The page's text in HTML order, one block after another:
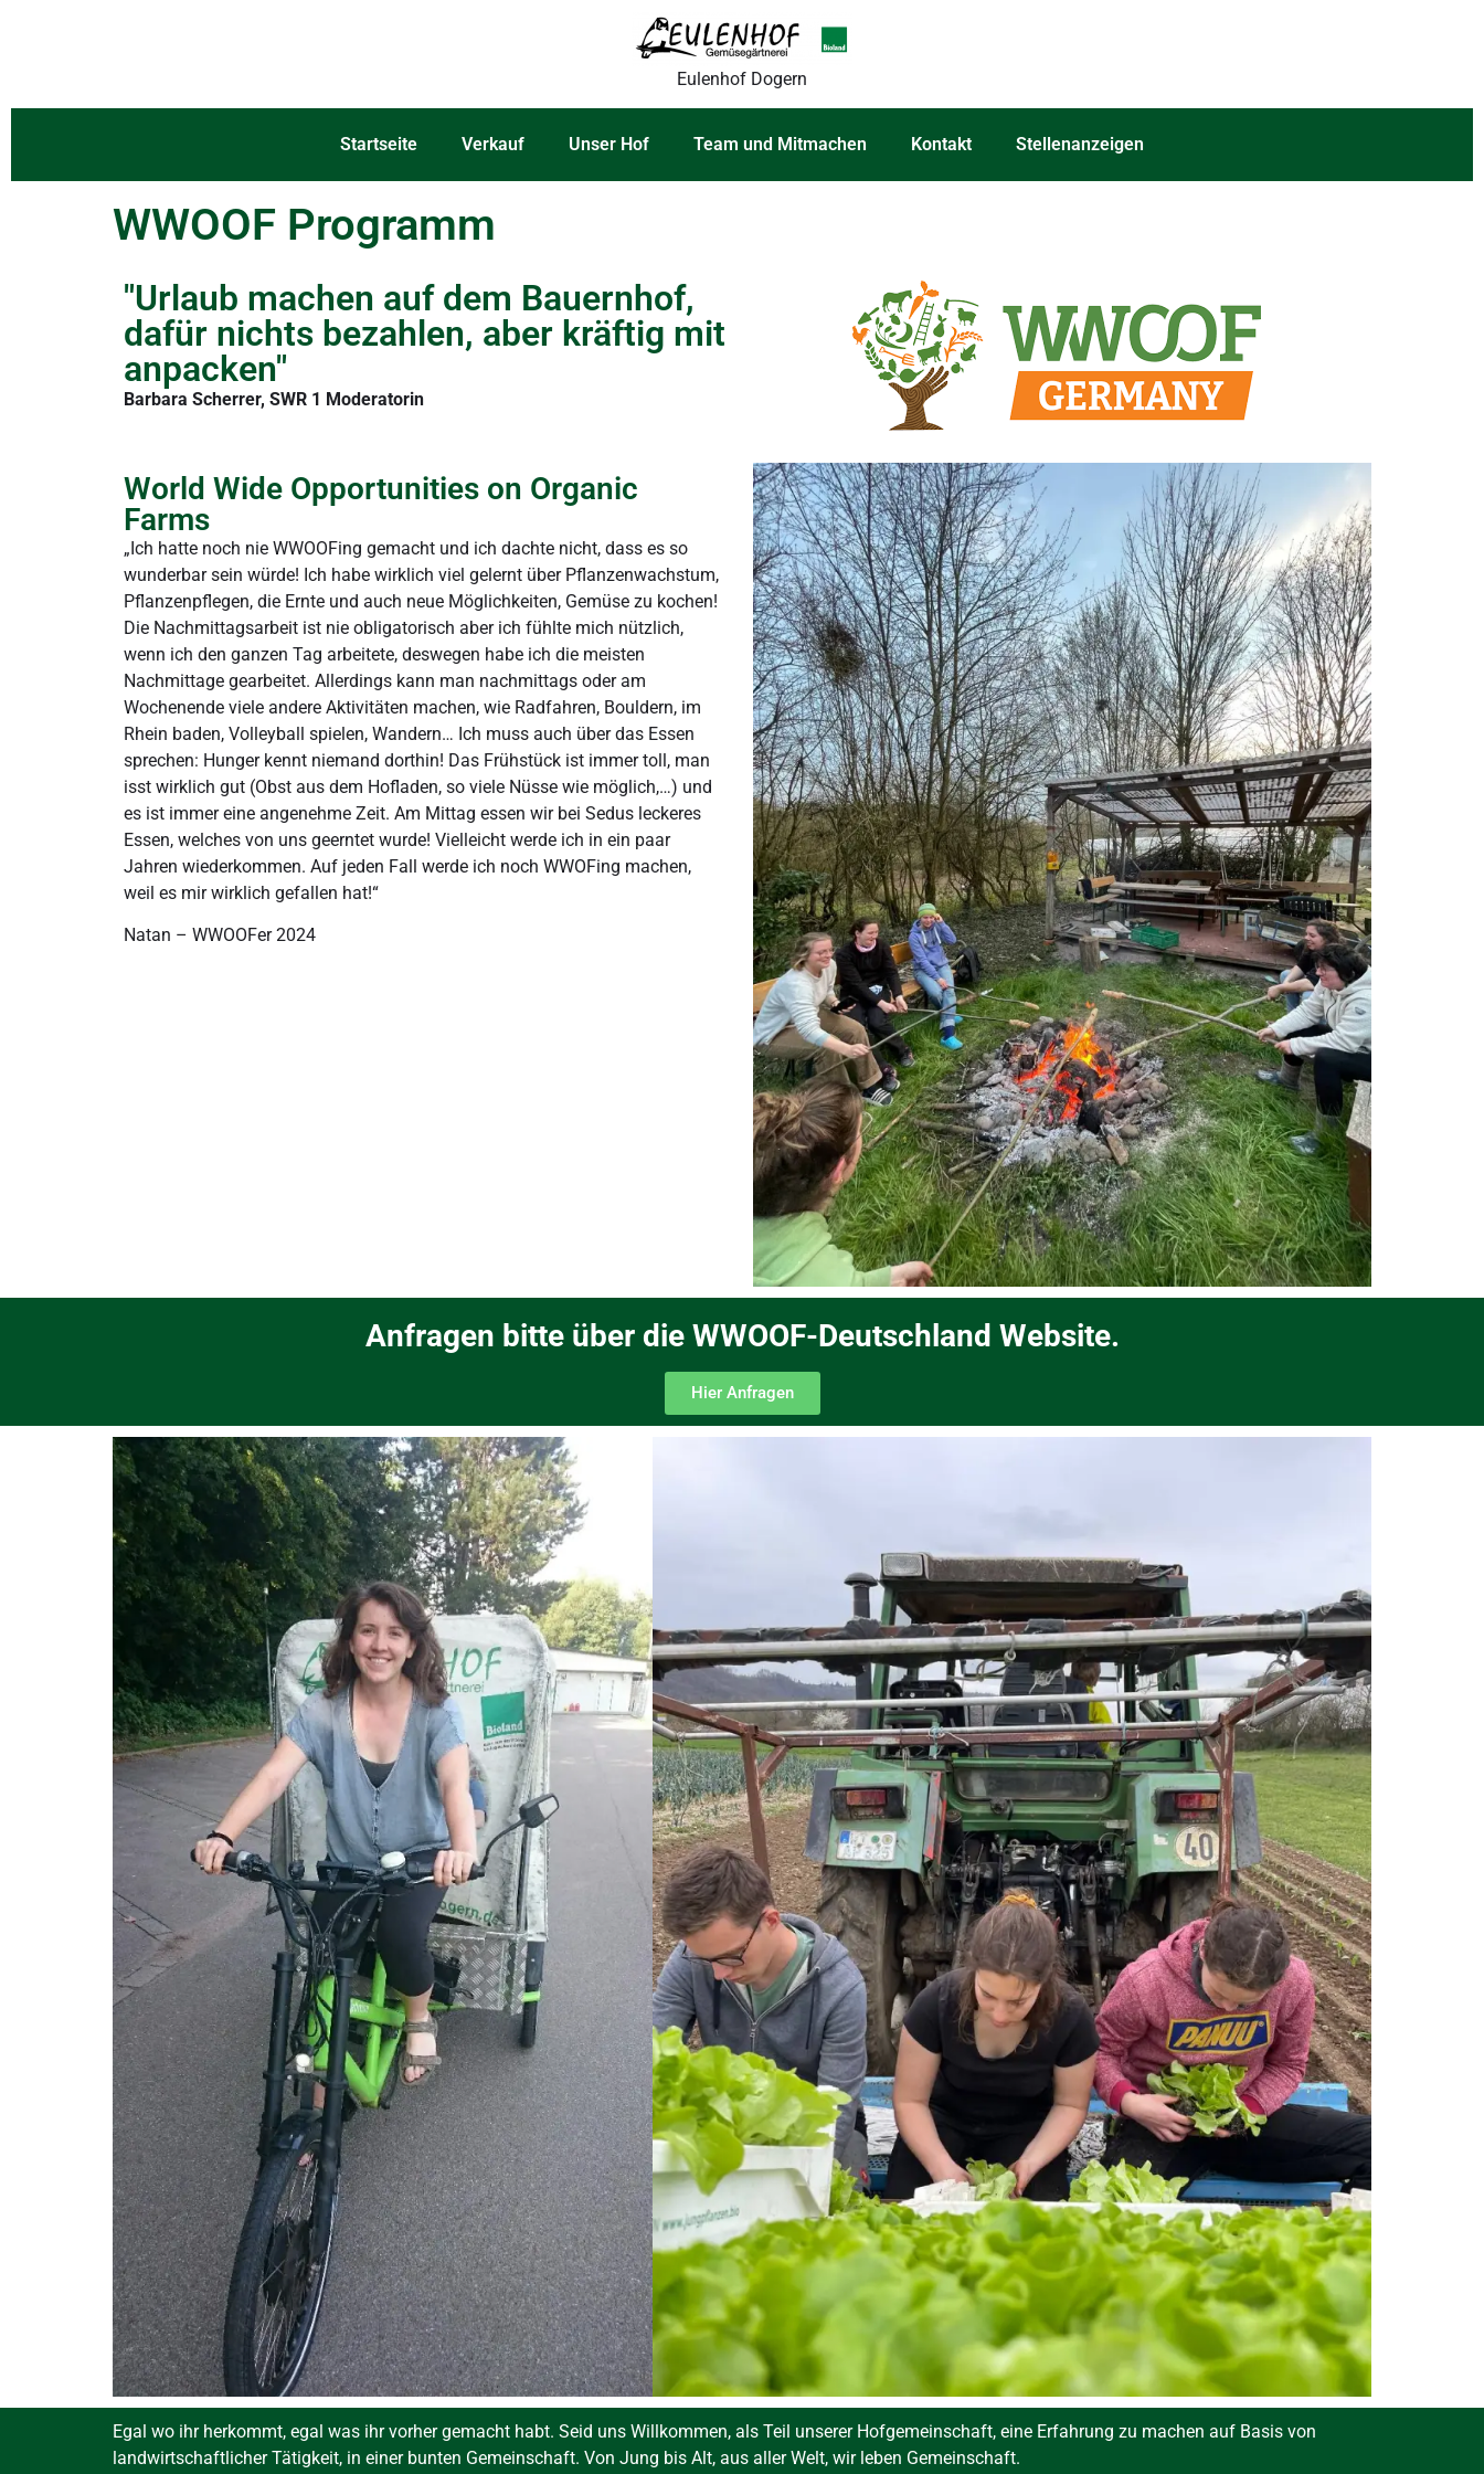
Eulenhof Dogern
Startseite Verkauf Unser Hof Team und Mitmachen Kontakt Stellenanzeigen
WWOOF Programm
"Urlaub machen auf dem Bauernhof,
dafür nichts bezahlen, aber kräftig mit
anpacken"
Barbara Scherrer, SWR 1 Moderatorin
World Wide Opportunities on Organic
Farms
„Ich hatte noch nie WWOOFing gemacht und ich dachte nicht, dass es so
wunderbar sein würde! Ich habe wirklich viel gelernt über Pflanzenwachstum,
Pflanzenpflegen, die Ernte und auch neue Möglichkeiten, Gemüse zu kochen!
Die Nachmittagsarbeit ist nie obligatorisch aber ich fühlte mich nützlich,
wenn ich den ganzen Tag arbeitete, deswegen habe ich die meisten
Nachmittage gearbeitet. Allerdings kann man nachmittags oder am
Wochenende viele andere Aktivitäten machen, wie Radfahren, Bouldern, im
Rhein baden, Volleyball spielen, Wandern… Ich muss auch über das Essen
sprechen: Hunger kennt niemand dorthin! Das Frühstück ist immer toll, man
isst wirklich gut (Obst aus dem Hofladen, so viele Nüsse wie möglich,…) und
es ist immer eine angenehme Zeit. Am Mittag essen wir bei Sedus leckeres
Essen, welches von uns geerntet wurde! Vielleicht werde ich in ein paar
Jahren wiederkommen. Auf jeden Fall werde ich noch WWOFing machen,
weil es mir wirklich gefallen hat!“
Natan – WWOOFer 2024
Anfragen bitte über die WWOOF-Deutschland Website.
Hier Anfragen
Egal wo ihr herkommt, egal was ihr vorher gemacht habt. Seid uns Willkommen, als Teil unserer Hofgemeinschaft, eine Erfahrung zu machen auf Basis von
landwirtschaftlicher Tätigkeit, in einer bunten Gemeinschaft. Von Jung bis Alt, aus aller Welt, wir leben Gemeinschaft.